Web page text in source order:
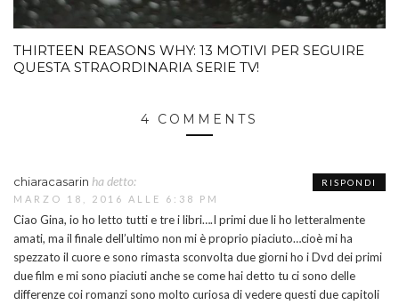
THIRTEEN REASONS WHY: 13 MOTIVI PER SEGUIRE
QUESTA STRAORDINARIA SERIE TV!
4 COMMENTS
chiaracasarin ha detto:
MARZO 18, 2016 ALLE 6:38 PM
Ciao Gina, io ho letto tutti e tre i libri….I primi due li ho letteralmente
amati, ma il finale dell’ultimo non mi è proprio piaciuto…cioè mi ha
spezzato il cuore e sono rimasta sconvolta due giorni ho i Dvd dei primi
due film e mi sono piaciuti anche se come hai detto tu ci sono delle
differenze coi romanzi sono molto curiosa di vedere questi due capitoli
RISPONDI